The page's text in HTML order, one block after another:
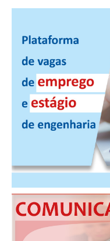
PUBLICIDADE
MANUAL DE REDAÇÃO
RELEASES
CONTATO
NÚCLEO JOVEM